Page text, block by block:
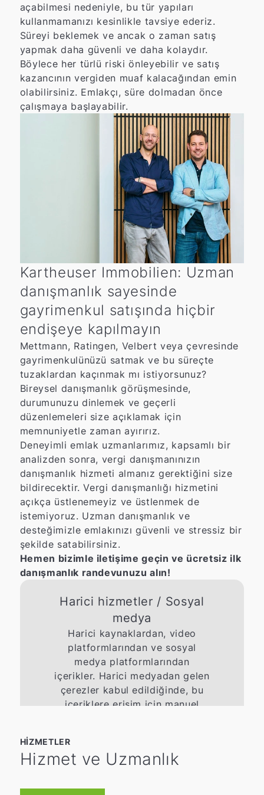
açabilmesi nedeniyle, bu tür yapıları
kullanmamanızı kesinlikle tavsiye ederiz.
Süreyi beklemek ve ancak o zaman satış
yapmak daha güvenli ve daha kolaydır.
Böylece her türlü riski önleyebilir ve satış
kazancının vergiden muaf kalacağından emin
olabilirsiniz. Emlakçı, süre dolmadan önce
çalışmaya başlayabilir.
Kartheuser Immobilien: Uzman
danışmanlık sayesinde
gayrimenkul satışında hiçbir
endişeye kapılmayın
Mettmann, Ratingen, Velbert veya çevresinde
gayrimenkulünüzü satmak ve bu süreçte
tuzaklardan kaçınmak mı istiyorsunuz?
Bireysel danışmanlık görüşmesinde,
durumunuzu dinlemek ve geçerli
düzenlemeleri size açıklamak için
memnuniyetle zaman ayırırız.
Deneyimli emlak uzmanlarımız, kapsamlı bir
analizden sonra, vergi danışmanınızın
danışmanlık hizmeti almanız gerektiğini size
bildirecektir. Vergi danışmanlığı hizmetini
açıkça üstlenemeyiz ve üstlenmek de
istemiyoruz. Uzman danışmanlık ve
desteğimizle emlakınızı güvenli ve stressiz bir
şekilde satabilirsiniz.
Hemen bizimle iletişime geçin ve ücretsiz ilk
danışmanlık randevunuzu alın!
Harici hizmetler / Sosyal
medya
Harici kaynaklardan, video
platformlarından ve sosyal
medya platformlarından
içerikler. Harici medyadan gelen
çerezler kabul edildiğinde, bu
içeriklere erişim için manuel
HIZMETLER
Hizmet ve Uzmanlık